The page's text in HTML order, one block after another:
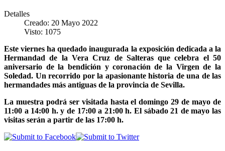
Detalles
Creado: 20 Mayo 2022
Visto: 1075
Este viernes ha quedado inaugurada la exposición dedicada a la
Hermandad de la Vera Cruz de Salteras que celebra el 50
aniversario de la bendición y coronación de la Virgen de la
Soledad. Un recorrido por la apasionante historia de una de las
hermandades más antiguas de la provincia de Sevilla.
La muestra podrá ser visitada hasta el domingo 29 de mayo de
11:00 a 14:00 h. y de 17:00 a 21:00 h. El sábado 21 de mayo las
visitas serán a partir de las 17:00 h.